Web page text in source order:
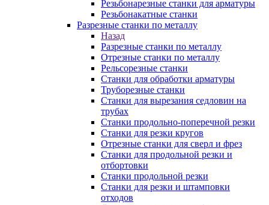
Резьбонарезные станки для арматуры
Резьбонакатные станки
Разрезные станки по металлу
Назад
Разрезные станки по металлу
Отрезные станки по металлу
Рельсорезные станки
Станки для обработки арматуры
Труборезные станки
Станки для вырезания седловин на
трубаx
Станки продольно-поперечной резки
Станки для резки кругов
Отрезные станки для сверл и фрез
Станки для продольной резки и
отбортовки
Станки продольной резки
Станки для резки и штамповки
отходов